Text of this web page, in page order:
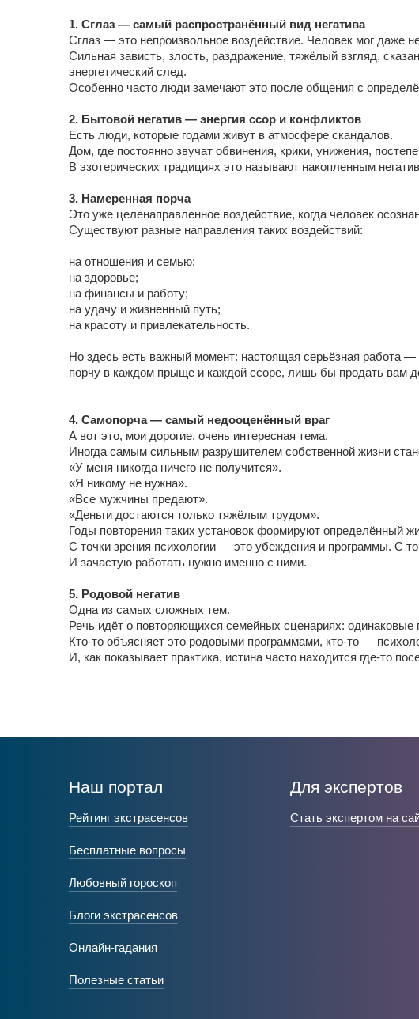
1. Сглаз — самый распространённый вид негатива
Сглаз — это непроизвольное воздействие. Человек мог даже
Сильная зависть, злость, раздражение, тяжёлый взгляд,
энергетический след.
Особенно часто люди замечают это после общения с
2. Бытовой негатив — энергия ссор и конфликтов
Есть люди, которые годами живут в атмосфере скандалов.
Дом, где постоянно звучат обвинения, крики, унижения,
В эзотерических традициях это называют накопленным
3. Намеренная порча
Это уже целенаправленное воздействие, когда человек
Существуют разные направления таких воздействий:
на отношения и семью;
на здоровье;
на финансы и работу;
на удачу и жизненный путь;
на красоту и привлекательность.
Но здесь есть важный момент: настоящая серьёзная работа
порчу в каждом прыще и каждой ссоре, лишь бы продать вам
4. Самопорча — самый недооценённый враг
А вот это, мои дорогие, очень интересная тема.
Иногда самым сильным разрушителем собственной жизни
«У меня никогда ничего не получится».
«Я никому не нужна».
«Все мужчины предают».
«Деньги достаются только тяжёлым трудом».
Годы повторения таких установок формируют определённый
С точки зрения психологии — это убеждения и программы. С
И зачастую работать нужно именно с ними.
5. Родовой негатив
Одна из самых сложных тем.
Речь идёт о повторяющихся семейных сценариях:
Кто-то объясняет это родовыми программами, кто-то —
И, как показывает практика, истина часто находится где-то
Наш портал
Рейтинг экстрасенсов
Бесплатные вопросы
Любовный гороскоп
Блоги экстрасенсов
Онлайн-гадания
Полезные статьи
Для экспертов
Стать экспертом на